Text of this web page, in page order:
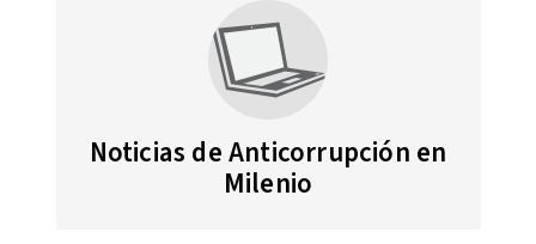
Noticias de Anticorrupción en
Milenio